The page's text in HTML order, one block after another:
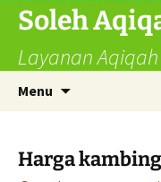
Skip
content
Soleh
Layanan
Menu
Harga